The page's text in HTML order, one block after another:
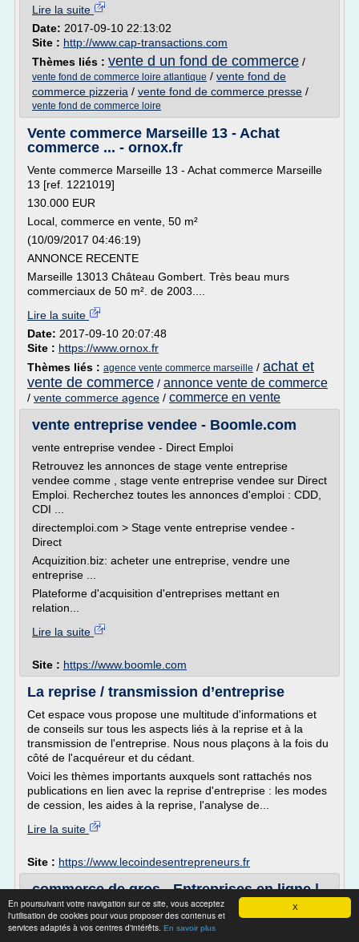
X
En poursuivant votre navigation sur ce site, vous acceptez
l'utilisation de cookies pour vous proposer des contenus et
services adaptés à vos centres d'intérêts. En savoir plus
Lire la suite
Date: 2017-09-10 22:13:02
Site : http://www.cap-transactions.com
Thèmes liés : vente d un fond de commerce /
vente fond de commerce loire atlantique / vente fond de
commerce pizzeria / vente fond de commerce presse /
vente fond de commerce loire
Vente commerce Marseille 13 - Achat
commerce ... - ornox.fr
Vente commerce Marseille 13 - Achat commerce Marseille
13 [ref. 1221019]
130.000 EUR
Local, commerce en vente, 50 m²
(10/09/2017 04:46:19)
ANNONCE RECENTE
Marseille 13013 Château Gombert. Très beau murs
commerciaux de 50 m². de 2003....
Lire la suite
Date: 2017-09-10 20:07:48
Site : https://www.ornox.fr
Thèmes liés : agence vente commerce marseille / achat et
vente de commerce / annonce vente de commerce
/ vente commerce agence / commerce en vente
vente entreprise vendee - Boomle.com
vente entreprise vendee - Direct Emploi
Retrouvez les annonces de stage vente entreprise
vendee comme , stage vente entreprise vendee sur Direct
Emploi. Recherchez toutes les annonces d'emploi : CDD,
CDI ...
directemploi.com > Stage vente entreprise vendee -
Direct
Acquizition.biz: acheter une entreprise, vendre une
entreprise ...
Plateforme d'acquisition d'entreprises mettant en
relation...
Lire la suite
Site : https://www.boomle.com
La reprise / transmission d’entreprise
Cet espace vous propose une multitude d'informations et
de conseils sur tous les aspects liés à la reprise et à la
transmission de l'entreprise. Nous nous plaçons à la fois du
côté de l'acquéreur et du cédant.
Voici les thèmes importants auxquels sont rattachés nos
publications en lien avec la reprise d'entreprise : les modes
de cession, les aides à la reprise, l'analyse de...
Lire la suite
Site : https://www.lecoindesentrepreneurs.fr
commerce de gros - Entreprises en ligne |
Vente, cession ...
Accueil > Annonces de cession d'entreprise > Vente